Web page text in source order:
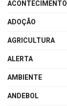
ACONTECIMENTO
ADOÇÃO
AGRICULTURA
ALERTA
AMBIENTE
ANDEBOL